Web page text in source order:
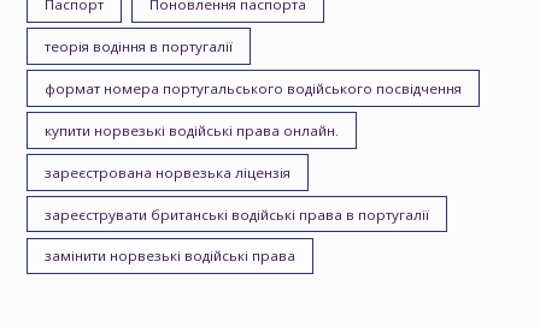
Паспорт Поновлення паспорта
теорія водіння в португалії
формат номера португальського водійського посвідчення
купити норвезькі водійські права онлайн.
зареєстрована норвезька ліцензія
зареєструвати британські водійські права в португалії
замінити норвезькі водійські права